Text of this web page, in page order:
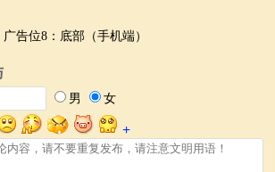
广告位8：底部（手机端）